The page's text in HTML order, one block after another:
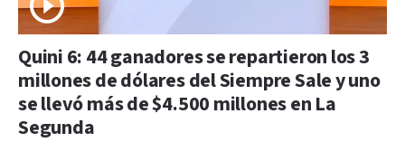
Quini 6: 44 ganadores se repartieron los 3
millones de dólares del Siempre Sale y uno
se llevó más de $4.500 millones en La
Segunda